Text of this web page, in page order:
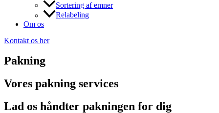
Sortering af emner
Relabeling
Om os
Kontakt os her
Pakning
Vores pakning services
Lad os håndter pakningen for dig